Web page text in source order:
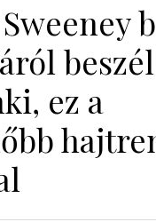
ez a